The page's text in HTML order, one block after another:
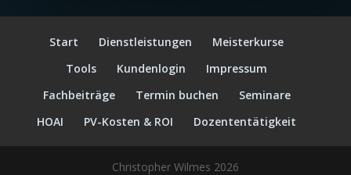
Start Dienstleistungen
Meisterkurse
Tools
Kundenlogin
Impressum
Fachbeiträge
Termin buchen
Seminare
HOAI
PV-Kosten & ROI Dozententätigkeit
Christopher Wilmes 2026